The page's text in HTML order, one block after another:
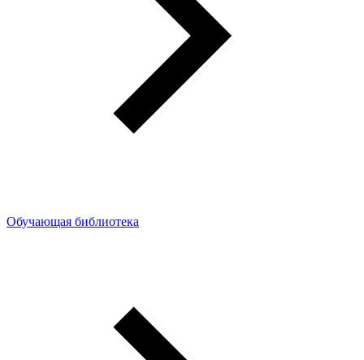
Обучающая библиотека